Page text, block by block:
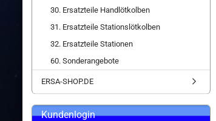
30. Ersatzteile Handlötkolben
31. Ersatzteile Stationslötkolben
32. Ersatzteile Stationen
60. Sonderangebote
ERSA-SHOP.DE
Kundenlogin